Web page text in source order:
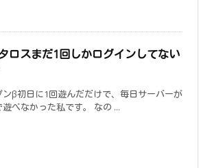
ロスまだ1回しかログインしてない
ンβ初日に1回遊んだだけで、毎日サーバーが
遊べなかった私です。 なの ...